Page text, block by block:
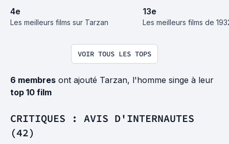
4e
Les meilleurs films sur Tarzan
13e
Les meilleurs films de
VOIR TOUS LES TOPS
6 membres ont ajouté Tarzan, l'homme singe à leur
top 10 film
CRITIQUES : AVIS D'INTERNAUTES
(42)